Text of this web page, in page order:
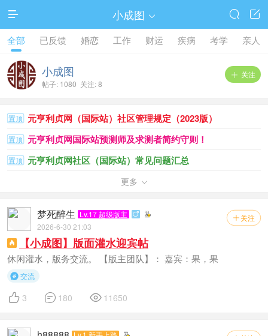
 小成图  

全部 已反馈 婚恋 工作 财运 疾病 考学 亲人
 关注
小成图
帖子: 1080 关注: 8
置顶 元亨利贞网（国际站）社区管理规定（2023版）
置顶 元亨利贞网国际站预测师及求测者简约守则！
置顶 元亨利贞网社区（国际站）常见问题汇总
小成图排盘方法及求测须知
更多 
 关注
梦死醉生 Lv.17 超级版主 
2026-6-30 21:03
 【小成图】版面灌水迎宾帖
休闲灌水，版务交流。 【版主团队】： 嘉宾：果，果
交流
 3  180  11650